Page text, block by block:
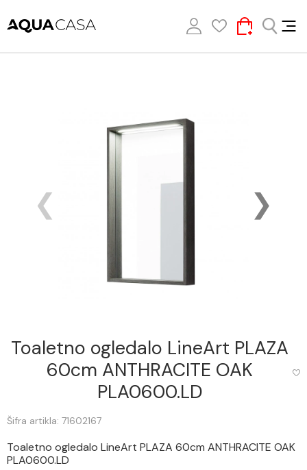
Toaletno ogledalo LineArt PLAZA
60cm ANTHRACITE OAK
PLA0600.LD
Šifra artikla: 71602167
Toaletno ogledalo LineArt PLAZA 60cm ANTHRACITE OAK
PLA0600.LD